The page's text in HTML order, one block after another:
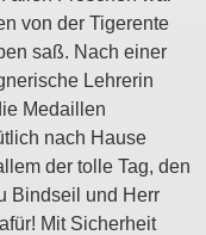
von der Tigerente
saß. Nach einer
Lehrerin
Medaillen
nach Hause
der tolle Tag, den
Bindseil und Herr
Mit Sicherheit